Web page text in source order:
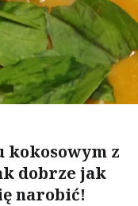
kokosowym z
dobrze jak
narobić!